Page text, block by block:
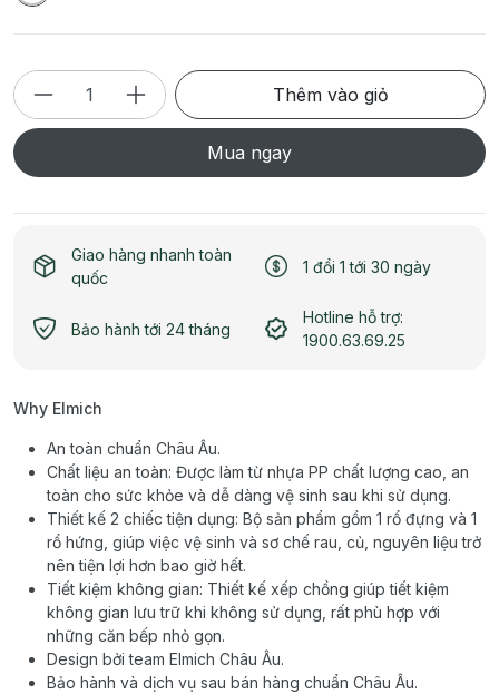
Thêm vào giỏ
Mua ngay
Giao hàng nhanh toàn
quốc
1 đổi 1 tới 30 ngày
Bảo hành tới 24 tháng
Hotline hỗ trợ:
1900.63.69.25
Why Elmich
An toàn chuẩn Châu Âu.
Chất liệu an toàn: Được làm từ nhựa PP chất lượng cao, an
toàn cho sức khỏe và dễ dàng vệ sinh sau khi sử dụng.
Thiết kế 2 chiếc tiện dụng: Bộ sản phẩm gồm 1 rổ đựng và 1
rổ hứng, giúp việc vệ sinh và sơ chế rau, củ, nguyên liệu trở
nên tiện lợi hơn bao giờ hết.
Tiết kiệm không gian: Thiết kế xếp chồng giúp tiết kiệm
không gian lưu trữ khi không sử dụng, rất phù hợp với
những căn bếp nhỏ gọn.
Design bởi team Elmich Châu Âu.
Bảo hành và dịch vụ sau bán hàng chuẩn Châu Âu.